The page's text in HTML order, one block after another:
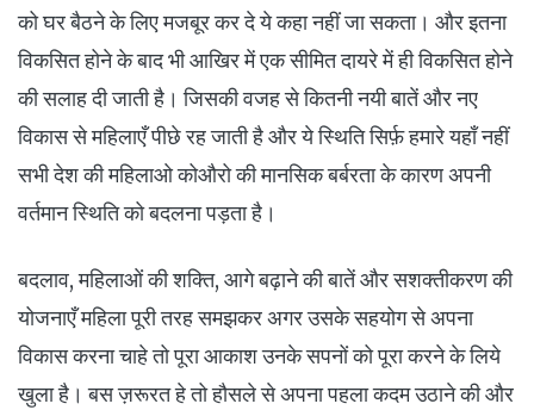
को घर बैठने के लिए मजबूर कर दे ये कहा नहीं जा सकता। और इतना
विकसित होने के बाद भी आखिर में एक सीमित दायरे में ही विकसित होने
की सलाह दी जाती है। जिसकी वजह से कितनी नयी बातें और नए
विकास से महिलाएँ पीछे रह जाती है और ये स्थिति सिर्फ़ हमारे यहाँ नहीं
सभी देश की महिलाओ कोऔरो की मानसिक बर्बरता के कारण अपनी
वर्तमान स्थिति को बदलना पड़ता है।
बदलाव, महिलाओं की शक्ति, आगे बढ़ाने की बातें और सशक्तीकरण की
योजनाएँ महिला पूरी तरह समझकर अगर उसके सहयोग से अपना
विकास करना चाहे तो पूरा आकाश उनके सपनों को पूरा करने के लिये
खुला है। बस ज़रूरत हे तो हौसले से अपना पहला कदम उठाने की और